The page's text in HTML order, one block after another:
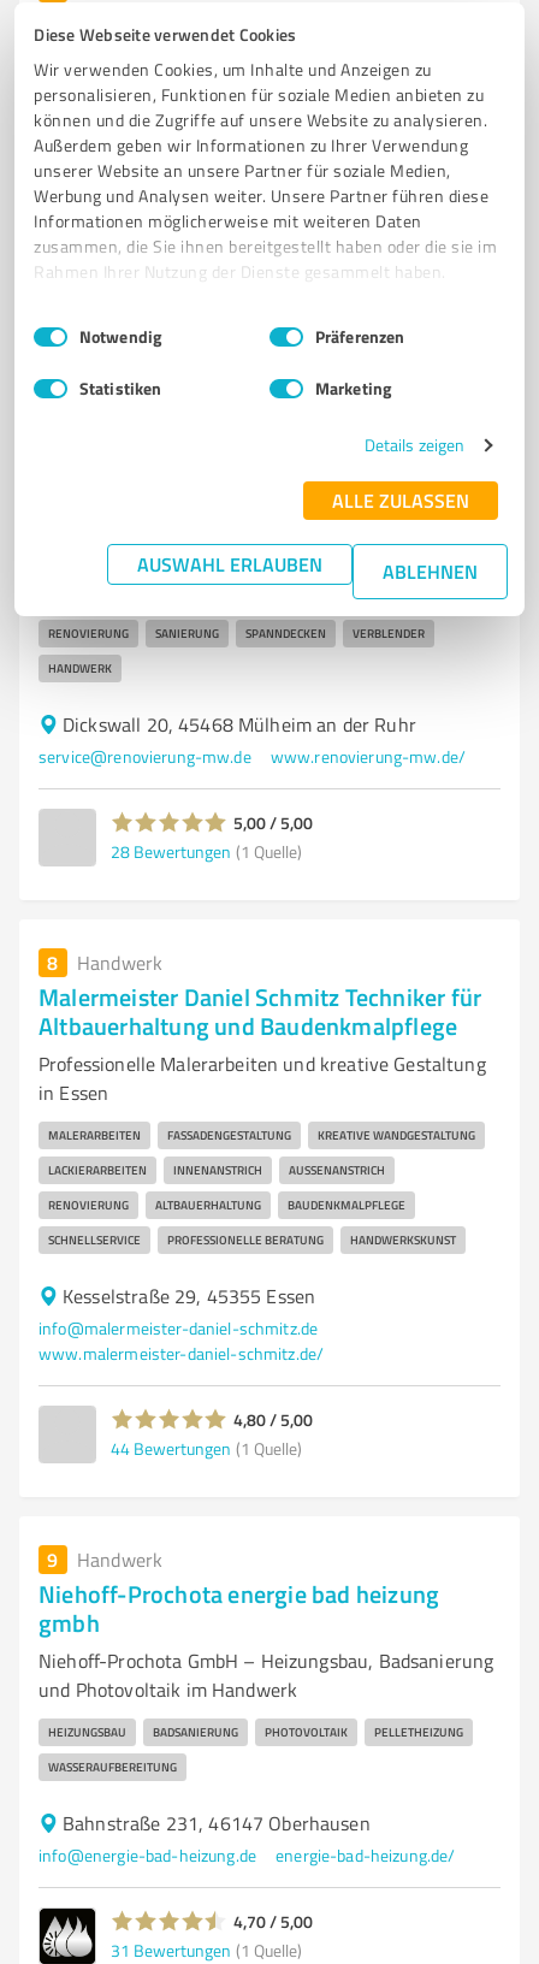
Diese Webseite verwendet Cookies
Wir verwenden Cookies, um Inhalte und Anzeigen zu
personalisieren, Funktionen für soziale Medien anbieten zu
können und die Zugriffe auf unsere Website zu analysieren.
Außerdem geben wir Informationen zu Ihrer Verwendung
unserer Website an unsere Partner für soziale Medien,
Werbung und Analysen weiter. Unsere Partner führen diese
Informationen möglicherweise mit weiteren Daten
zusammen, die Sie ihnen bereitgestellt haben oder die sie im
Rahmen Ihrer Nutzung der Dienste gesammelt haben.
Impressum Datenschutzbestimmungen
Einwilligungsauswahl
Notwendig Präferenzen
Statistiken Marketing
Details zeigen
ALLE ZULASSEN
AUSWAHL ERLAUBEN ABLEHNEN
Muka-Werk | Dein Handwerker
Muka-Werk | Dein Handwerker – Professioneller
Service für Handwerk in NRW
HANDWERKER MALERARBEITEN BODENBELÄGE TROCKENBAU
ENTRÜMPELUNG
Bebelstraße 179, 46049 Oberhausen
info@muka-werk.de www.muka-werk.de/
1Bewertung (1 Quelle)
Renovierung-MW - Mariusz Wachecki -
www.renovierung-mw.de
Renovierung-MW – Handwerkliche Renovierung,
Sanierung und Spanndecken in Mülheim
RENOVIERUNG SANIERUNG SPANNDECKEN VERBLENDER
HANDWERK
Dickswall 20, 45468 Mülheim an der Ruhr
service@renovierung-mw.de www.renovierung-mw.de/
5,00 / 5,00
28 Bewertungen (1 Quelle)
8 Handwerk
Malermeister Daniel Schmitz Techniker für
Altbauerhaltung und Baudenkmalpflege
Professionelle Malerarbeiten und kreative Gestaltung
in Essen
MALERARBEITEN FASSADENGESTALTUNG KREATIVE WANDGESTALTUNG
LACKIERARBEITEN INNENANSTRICH AUSSENANSTRICH
RENOVIERUNG ALTBAUERHALTUNG BAUDENKMALPFLEGE
SCHNELLSERVICE PROFESSIONELLE BERATUNG HANDWERKSKUNST
Kesselstraße 29, 45355 Essen
info@malermeister-daniel-schmitz.de
www.malermeister-daniel-schmitz.de/
4,80 / 5,00
44 Bewertungen (1 Quelle)
9 Handwerk
Niehoff-Prochota energie bad heizung
gmbh
Niehoff-Prochota GmbH – Heizungsbau, Badsanierung
und Photovoltaik im Handwerk
HEIZUNGSBAU BADSANIERUNG PHOTOVOLTAIK PELLETHEIZUNG
WASSERAUFBEREITUNG
Bahnstraße 231, 46147 Oberhausen
info@energie-bad-heizung.de energie-bad-heizung.de/
4,70 / 5,00
31 Bewertungen (1 Quelle)